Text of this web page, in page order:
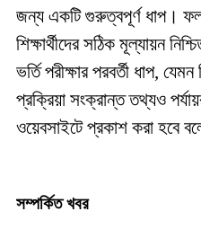
জন্য একটি গুরুত্বপূর্ণ ধাপ।
শিক্ষার্থীদের সঠিক মূল্যায়ন
ভর্তি পরীক্ষার পরবর্তী ধাপ,
প্রক্রিয়া সংক্রান্ত তথ্যও
ওয়েবসাইটে প্রকাশ করা হবে
সম্পর্কিত খবর